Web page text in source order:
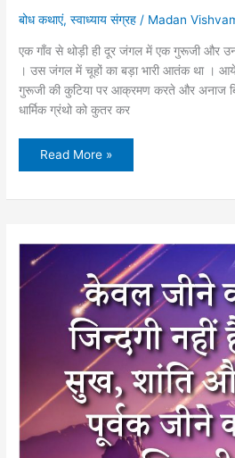
बोध कथाएं,स्वाध्याय संग्रह / Madan
एक गाँव से थोड़ी ही दूर जंगल में एक गुरूजी और
। उस जंगल में चूहों का बड़ा भारी आतंक था । आये
गुरूजी की कुटिया पर आक्रमण करते और अनाज
धार्मिक ग्रंथो को कुतर कर
अंधविश्वास
जन्म
Read More »